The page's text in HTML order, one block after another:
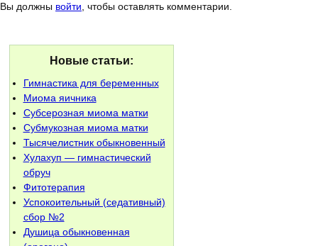
Вы должны войти , чтобы оставлять комментарии.
Новые статьи:
Гимнастика для беременных
Миома яичника
Субсерозная миома матки
Субмукозная миома матки
Тысячелистник обыкновенный
Хулахуп — гимнастический
обруч
Фитотерапия
Успокоительный (седативный)
сбор №2
Душица обыкновенная